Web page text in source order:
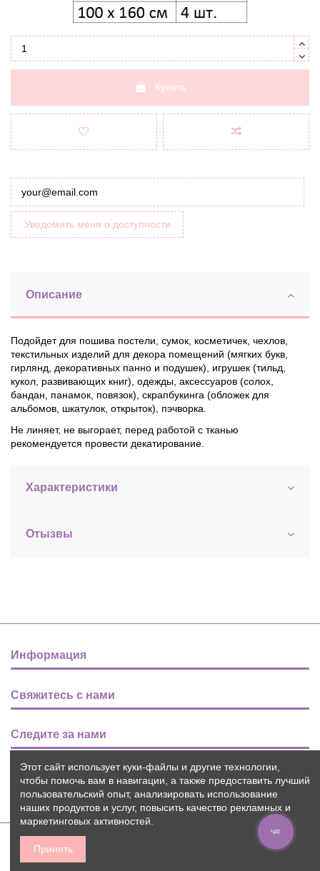
Купить
Уведомить меня о доступности
Описание
Подойдет для пошива постели, сумок, косметичек, чехлов,
текстильных изделий для декора помещений (мягких букв,
гирлянд, декоративных панно и подушек), игрушек (тильд,
кукол, развивающих книг), одежды, аксессуаров (солох,
бандан, панамок, повязок), скрапбукинга (обложек для
альбомов, шкатулок, открыток), пэчворка.
Не линяет, не выгорает, перед работой с тканью
рекомендуется провести декатирование.
Характеристики
Отызвы
Информация
Свяжитесь с нами
Следите за нами
Новости
Этот сайт использует куки-файлы и другие технологии,
чтобы помочь вам в навигации, а также предоставить лучший
пользовательский опыт, анализировать использование
наших продуктов и услуг, повысить качество рекламных и
маркетинговых активностей.
Принять
ЧАТ